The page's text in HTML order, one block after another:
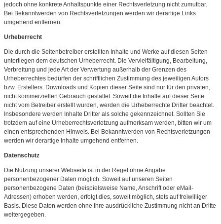
jedoch ohne konkrete Anhaltspunkte einer Rechtsverletzung nicht zumutbar.
Bei Bekanntwerden von Rechtsverletzungen werden wir derartige Links
umgehend entfernen.
Urheberrecht
Die durch die Seitenbetreiber erstellten Inhalte und Werke auf diesen Seiten
unterliegen dem deutschen Urheberrecht. Die Vervielfältigung, Bearbeitung,
Verbreitung und jede Art der Verwertung außerhalb der Grenzen des
Urheberrechtes bedürfen der schriftlichen Zustimmung des jeweiligen Autors
bzw. Erstellers. Downloads und Kopien dieser Seite sind nur für den privaten,
nicht kommerziellen Gebrauch gestattet. Soweit die Inhalte auf dieser Seite
nicht vom Betreiber erstellt wurden, werden die Urheberrechte Dritter beachtet.
Insbesondere werden Inhalte Dritter als solche gekennzeichnet. Sollten Sie
trotzdem auf eine Urheberrechtsverletzung aufmerksam werden, bitten wir um
einen entsprechenden Hinweis. Bei Bekanntwerden von Rechtsverletzungen
werden wir derartige Inhalte umgehend entfernen.
Datenschutz
Die Nutzung unserer Webseite ist in der Regel ohne Angabe
personenbezogener Daten möglich. Soweit auf unseren Seiten
personenbezogene Daten (beispielsweise Name, Anschrift oder eMail-
Adressen) erhoben werden, erfolgt dies, soweit möglich, stets auf freiwilliger
Basis. Diese Daten werden ohne Ihre ausdrückliche Zustimmung nicht an Dritte
weitergegeben.